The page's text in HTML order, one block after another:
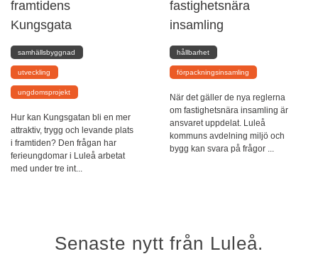
framtidens
Kungsgata
samhällsbyggnad
utveckling
ungdomsprojekt
Hur kan Kungsgatan bli en mer
attraktiv, trygg och levande plats
i framtiden? Den frågan har
ferieungdomar i Luleå arbetat
med under tre int...
fastighetsnära
insamling
hållbarhet
förpackningsinsamling
När det gäller de nya reglerna
om fastighetsnära insamling är
ansvaret uppdelat. Luleå
kommuns avdelning miljö och
bygg kan svara på frågor ...
Senaste nytt från Luleå.